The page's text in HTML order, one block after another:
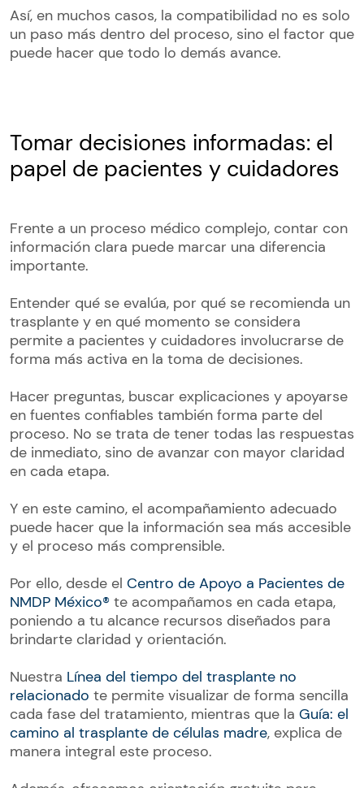
Así, en muchos casos, la compatibilidad no es solo
un paso más dentro del proceso, sino el factor que
puede hacer que todo lo demás avance.
Tomar decisiones informadas: el
papel de pacientes y cuidadores
Frente a un proceso médico complejo, contar con
información clara puede marcar una diferencia
importante.
Entender qué se evalúa, por qué se recomienda un
trasplante y en qué momento se considera
permite a pacientes y cuidadores involucrarse de
forma más activa en la toma de decisiones.
Hacer preguntas, buscar explicaciones y apoyarse
en fuentes confiables también forma parte del
proceso. No se trata de tener todas las respuestas
de inmediato, sino de avanzar con mayor claridad
en cada etapa.
Y en este camino, el acompañamiento adecuado
puede hacer que la información sea más accesible
y el proceso más comprensible.
Por ello, desde el Centro de Apoyo a Pacientes de
NMDP México® te acompañamos en cada etapa,
poniendo a tu alcance recursos diseñados para
brindarte claridad y orientación.
Nuestra Línea del tiempo del trasplante no
relacionado te permite visualizar de forma sencilla
cada fase del tratamiento, mientras que la Guía: el
camino al trasplante de células madre, explica de
manera integral este proceso.